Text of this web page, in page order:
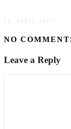
16. APRIL 2017
NO
Leave a Reply